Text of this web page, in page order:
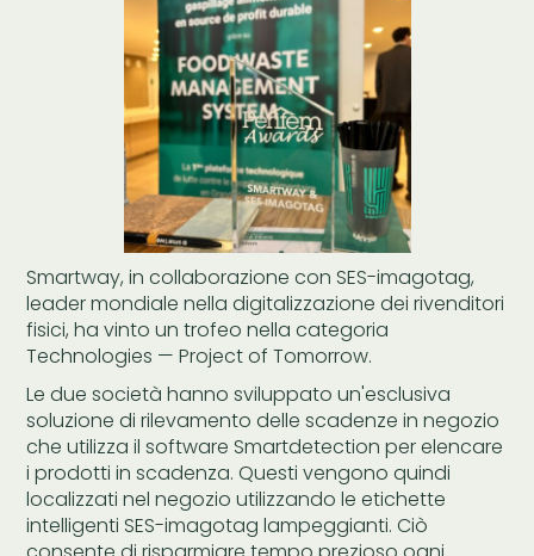
Smartway, in collaborazione con SES-imagotag,
leader mondiale nella digitalizzazione dei rivenditori
fisici, ha vinto un trofeo nella categoria
Technologies — Project of Tomorrow.
Le due società hanno sviluppato un'esclusiva
soluzione di rilevamento delle scadenze in negozio
che utilizza il software Smartdetection per elencare
i prodotti in scadenza. Questi vengono quindi
localizzati nel negozio utilizzando le etichette
intelligenti SES-imagotag lampeggianti. Ciò